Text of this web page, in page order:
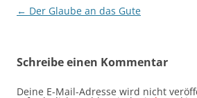
Beitragsnavigation
← Der Glaube an das Gute
Schreibe einen Kommentar
Deine E-Mail-Adresse wird nicht